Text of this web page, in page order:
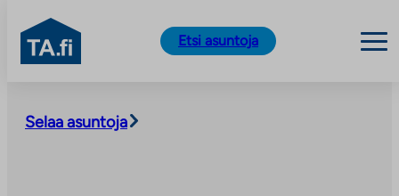
sisältöön
TA.fi
Etsi asuntoja
Selaa asuntoja